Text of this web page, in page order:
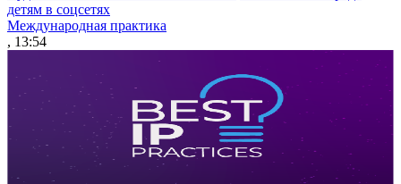
детям в соцсетях
Международная практика
, 13:54